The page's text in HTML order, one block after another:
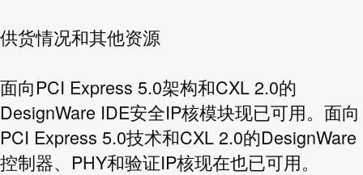
供货情况和其他资源
面向PCI Express 5.0架构和CXL 2.0的
DesignWare IDE安全IP核模块现已可用。面向
PCI Express 5.0技术和CXL 2.0的DesignWare
控制器、PHY和验证IP核现在也已可用。